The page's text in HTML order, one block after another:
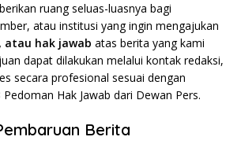
ruang seluas-luasnya bagi
atau institusi yang ingin mengajukan
atau hak jawab atas berita yang kami
dapat dilakukan melalui kontak redaksi,
secara profesional sesuai dengan
Hak Jawab dari Dewan Pers.
Berita